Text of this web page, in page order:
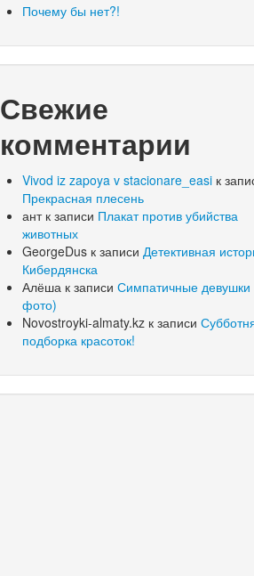
Почему бы нет?!
Свежие
комментарии
Vivod iz zapoya v stacionare_easi к
Прекрасная плесень
антк записи Плакат против убийства
животных
GeorgeDus к записи Детективная
Кибердянска
Алёша к записи Симпатичные девушки
фото)
Novostroyki-almaty.kz к записи
подборка красоток!